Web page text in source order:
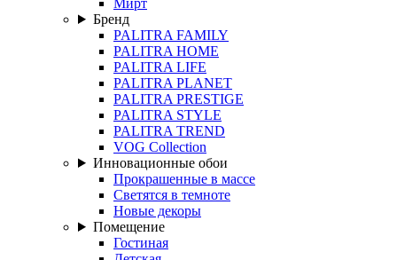
Мирт
Бренд
PALITRA FAMILY
PALITRA HOME
PALITRA LIFE
PALITRA PLANET
PALITRA PRESTIGE
PALITRA STYLE
PALITRA TREND
VOG Collection
Инновационные обои
Прокрашенные в массе
Светятся в темноте
Новые декоры
Помещение
Гостиная